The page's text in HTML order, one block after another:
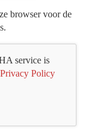
browser voor de
service is
Privacy Policy